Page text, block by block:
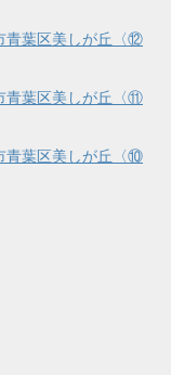
青葉区美しが丘〈⑫
青葉区美しが丘〈⑪
青葉区美しが丘〈⑩